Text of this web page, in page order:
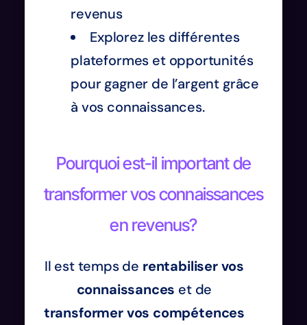
revenus
Explorez les différentes
plateformes et opportunités
pour gagner de l’argent grâce
à vos connaissances.
Pourquoi est-il important de
transformer vos connaissances
en revenus?
Il est temps de rentabiliser vos
connaissances et de
transformer vos compétences